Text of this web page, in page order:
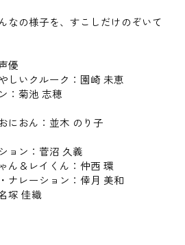
なの様子を、すこしだけのぞいて
優
しいクルーク：園崎 未恵
：菊池 志穂
におん：並木 のり子
ョン：菅沼 久義
ん＆レイくん：仲西 環
ナレーション：倖月 美和
塚 佳織